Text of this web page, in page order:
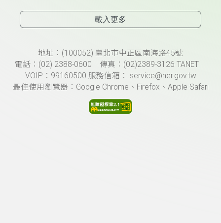
載入更多
頁尾資訊地址：(100052) 臺北市中正區南海路45號
電話：(02) 2388-0600 傳真：(02)2389-3126 TANET
VOIP：99160500 服務信箱： service@ner.gov.tw
最佳使用瀏覽器：Google Chrome、Firefox、Apple Safari